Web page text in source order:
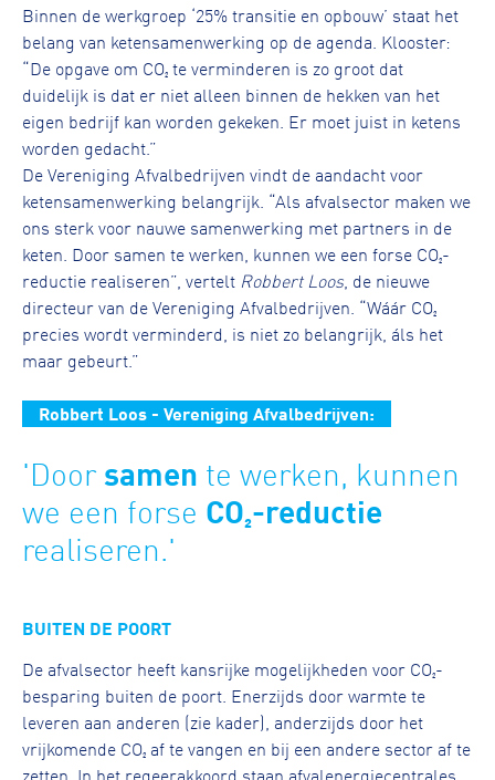
Binnen de werkgroep ‘25% transitie en opbouw’ staat het
belang van ketensamenwerking op de agenda. Klooster:
“De opgave om CO₂ te verminderen is zo groot dat
duidelijk is dat er niet alleen binnen de hekken van het
eigen bedrijf kan worden gekeken. Er moet juist in ketens
worden gedacht.”
De Vereniging Afvalbedrijven vindt de aandacht voor
ketensamenwerking belangrijk. “Als afvalsector maken we
ons sterk voor nauwe samenwerking met partners in de
keten. Door samen te werken, kunnen we een forse CO₂-
reductie realiseren”, vertelt Robbert Loos , de nieuwe
directeur van de Vereniging Afvalbedrijven. “Wáár CO₂
precies wordt verminderd, is niet zo belangrijk, áls het
maar gebeurt.”
Robbert Loos - Vereniging Afvalbedrijven:
'Doorsamen te werken, kunnen
we een forse CO₂-reductie
realiseren.'
BUITEN DE POORT
De afvalsector heeft kansrijke mogelijkheden voor CO₂-
besparing buiten de poort. Enerzijds door warmte te
leveren aan anderen (zie kader), anderzijds door het
vrijkomende CO₂ af te vangen en bij een andere sector af te
zetten. In het regeerakkoord staan afvalenergiecentrales